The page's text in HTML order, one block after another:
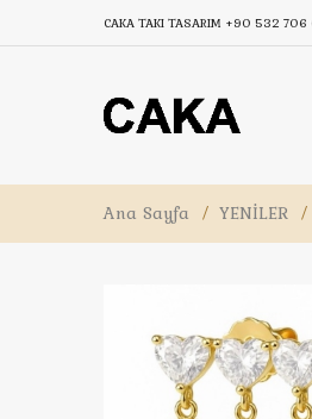
CAKA TAKI TASARIM +90 532 706
Ana Sayfa / YENİLER /